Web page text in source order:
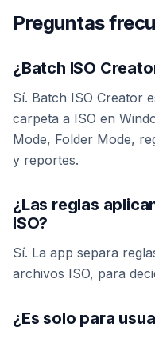
Preguntas
¿Batch ISO
Sí. Batch ISO Creator
carpeta a ISO en
Mode, Folder Mode,
y reportes.
¿Las reglas
ISO?
Sí. La app separa
archivos ISO, para
¿Es solo para